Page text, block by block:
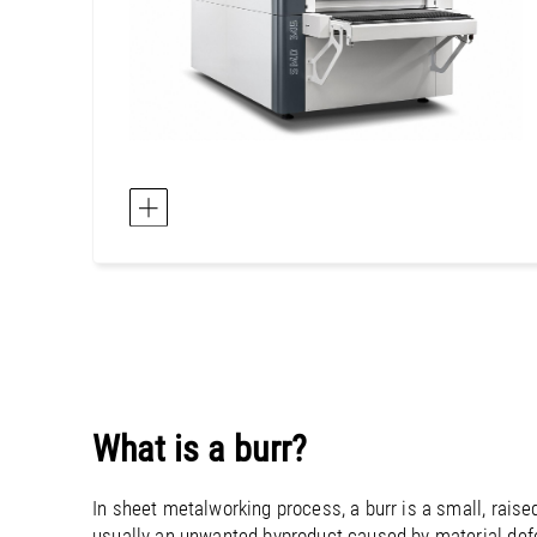
What is a burr?
In sheet metalworking process, a burr is a small,